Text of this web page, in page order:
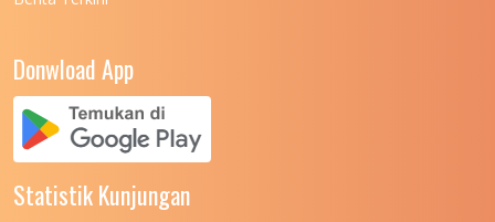
UNIVERSITAS NEGERI PADANG
UNIVERSITAS NUSA CENDANA
UNIVERSITAS PADJADJARAN
UNIVERSITAS PATTIMURA
Donwload App
Statistik Kunjungan